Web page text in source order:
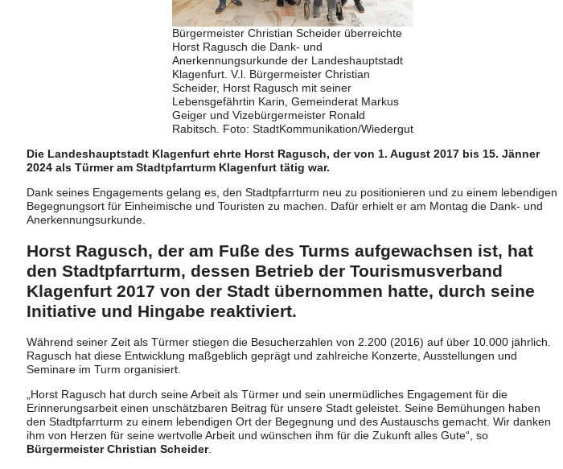
Bürgermeister Christian Scheider überreichte
Horst Ragusch die Dank- und
Anerkennungsurkunde der Landeshauptstadt
Klagenfurt. V.l. Bürgermeister Christian
Scheider, Horst Ragusch mit seiner
Lebensgefährtin Karin, Gemeinderat Markus
Geiger und Vizebürgermeister Ronald
Rabitsch. Foto: StadtKommunikation/Wiedergut
Die Landeshauptstadt Klagenfurt ehrte Horst Ragusch, der von 1. August 2017 bis 15. Jänner
2024 als Türmer am Stadtpfarrturm Klagenfurt tätig war.
Dank seines Engagements gelang es, den Stadtpfarrturm neu zu positionieren und zu einem lebendigen
Begegnungsort für Einheimische und Touristen zu machen. Dafür erhielt er am Montag die Dank- und
Anerkennungsurkunde.
Horst Ragusch, der am Fuße des Turms aufgewachsen ist, hat
den Stadtpfarrturm, dessen Betrieb der Tourismusverband
Klagenfurt 2017 von der Stadt übernommen hatte, durch seine
Initiative und Hingabe reaktiviert.
Während seiner Zeit als Türmer stiegen die Besucherzahlen von 2.200 (2016) auf über 10.000 jährlich.
Ragusch hat diese Entwicklung maßgeblich geprägt und zahlreiche Konzerte, Ausstellungen und
Seminare im Turm organisiert.
„Horst Ragusch hat durch seine Arbeit als Türmer und sein unermüdliches Engagement für die
Erinnerungsarbeit einen unschätzbaren Beitrag für unsere Stadt geleistet. Seine Bemühungen haben
den Stadtpfarrturm zu einem lebendigen Ort der Begegnung und des Austauschs gemacht. Wir danken
ihm von Herzen für seine wertvolle Arbeit und wünschen ihm für die Zukunft alles Gute“, so
Bürgermeister Christian Scheider.